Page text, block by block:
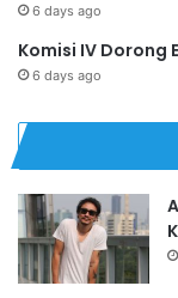
6 days ago
Komisi IV Dorong
6 days ago